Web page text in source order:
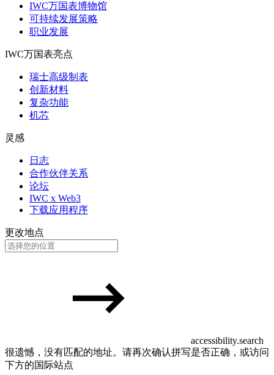
IWC万国表博物馆
可持续发展策略
职业发展
IWC万国表亮点
瑞士高级制表
创新材料
复杂功能
机芯
灵感
日志
合作伙伴关系
论坛
IWC x Web3
下载应用程序
更改地点
accessibility.search
很遗憾，没有匹配的地址。请再次确认拼写是否正确，或访问
下方的国际站点